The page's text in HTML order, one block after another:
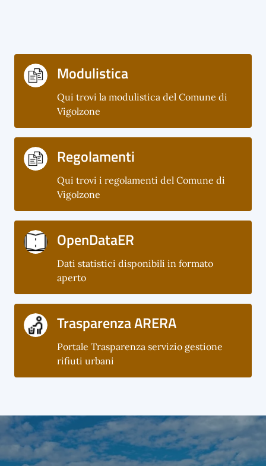
Modulistica
Qui trovi la modulistica del Comune di
Vigolzone
Regolamenti
Qui trovi i regolamenti del Comune di
Vigolzone
OpenDataER
Dati statistici disponibili in formato
aperto
Trasparenza ARERA
Portale Trasparenza servizio gestione
rifiuti urbani